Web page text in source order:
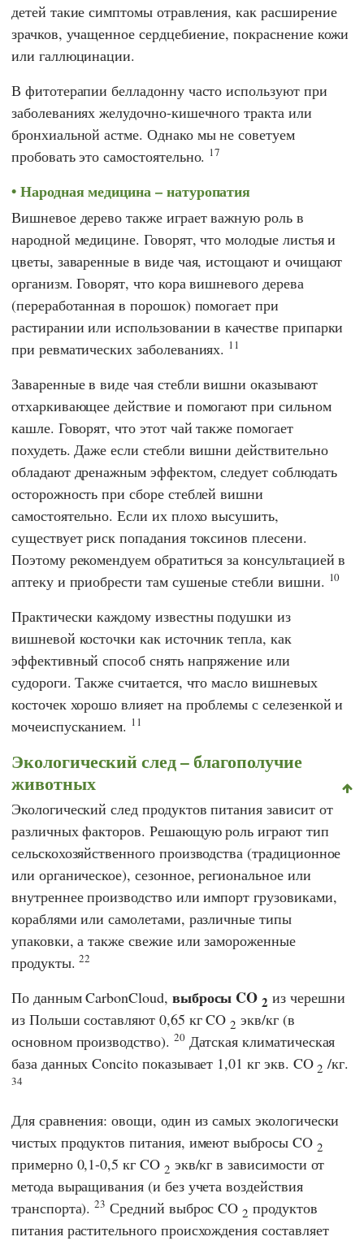
детей такие симптомы отравления, как расширение
зрачков, учащенное сердцебиение, покраснение кожи
или галлюцинации.
В фитотерапии белладонну часто используют при
заболеваниях желудочно-кишечного тракта или
бронхиальной астме. Однако мы не советуем
пробовать это самостоятельно. 17
Народная медицина – натуропатия
Вишневое дерево также играет важную роль в
народной медицине. Говорят, что молодые листья и
цветы, заваренные в виде чая, истощают и очищают
организм. Говорят, что кора вишневого дерева
(переработанная в порошок) помогает при
растирании или использовании в качестве припарки
при ревматических заболеваниях. 11
Заваренные в виде чая стебли вишни оказывают
отхаркивающее действие и помогают при сильном
кашле. Говорят, что этот чай также помогает
похудеть. Даже если стебли вишни действительно
обладают дренажным эффектом, следует соблюдать
осторожность при сборе стеблей вишни
самостоятельно. Если их плохо высушить,
существует риск попадания токсинов плесени.
Поэтому рекомендуем обратиться за консультацией в
аптеку и приобрести там сушеные стебли вишни. 10
Практически каждому известны подушки из
вишневой косточки как источник тепла, как
эффективный способ снять напряжение или
судороги. Также считается, что масло вишневых
косточек хорошо влияет на проблемы с селезенкой и
мочеиспусканием. 11
Экологический след – благополучие
животных
Экологический след продуктов питания зависит от
различных факторов. Решающую роль играют тип
сельскохозяйственного производства (традиционное
или органическое), сезонное, региональное или
внутреннее производство или импорт грузовиками,
кораблями или самолетами, различные типы
упаковки, а также свежие или замороженные
продукты.22
По даннымCarbonCloud, выбросы CO2 из черешни
из Польши составляют 0,65 кг CO2 экв/кг (в
основном производство). 20Датская климатическая
база данныхConcitoпоказывает 1,01 кг экв. CO2 /кг.
34
Для сравнения: овощи, один из самых экологически
чистых продуктов питания, имеют выбросы CO 2
примерно 0,1-0,5 кг CO 2 экв/кг в зависимости от
метода выращивания (и без учета воздействия
транспорта).23 Средний выброс CO2 продуктов
питания растительного происхождения составляет